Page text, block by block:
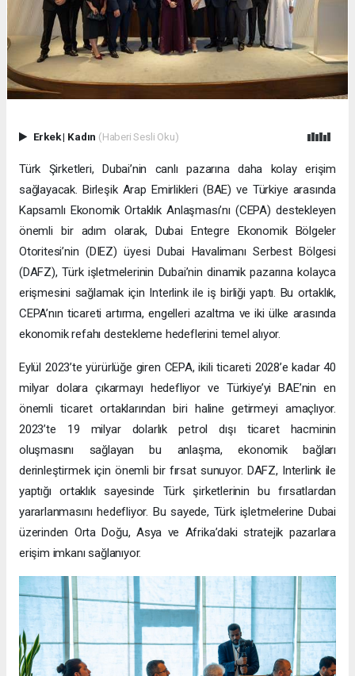
Erkek| Kadın (Haberi Sesli Oku)
Türk Şirketleri, Dubai’nin canlı pazarına daha kolay erişim
sağlayacak. Birleşik Arap Emirlikleri (BAE) ve Türkiye arasında
Kapsamlı Ekonomik Ortaklık Anlaşması’nı (CEPA) destekleyen
önemli bir adım olarak, Dubai Entegre Ekonomik Bölgeler
Otoritesi’nin (DIEZ) üyesi Dubai Havalimanı Serbest Bölgesi
(DAFZ), Türk işletmelerinin Dubai’nin dinamik pazarına kolayca
erişmesini sağlamak için Interlink ile iş birliği yaptı. Bu ortaklık,
CEPA’nın ticareti artırma, engelleri azaltma ve iki ülke arasında
ekonomik refahı destekleme hedeflerini temel alıyor.
Eylül 2023’te yürürlüğe giren CEPA, ikili ticareti 2028’e kadar 40
milyar dolara çıkarmayı hedefliyor ve Türkiye’yi BAE’nin en
önemli ticaret ortaklarından biri haline getirmeyi amaçlıyor.
2023’te 19 milyar dolarlık petrol dışı ticaret hacminin
oluşmasını sağlayan bu anlaşma, ekonomik bağları
derinleştirmek için önemli bir fırsat sunuyor. DAFZ, Interlink ile
yaptığı ortaklık sayesinde Türk şirketlerinin bu fırsatlardan
yararlanmasını hedefliyor. Bu sayede, Türk işletmelerine Dubai
üzerinden Orta Doğu, Asya ve Afrika’daki stratejik pazarlara
erişim imkanı sağlanıyor.